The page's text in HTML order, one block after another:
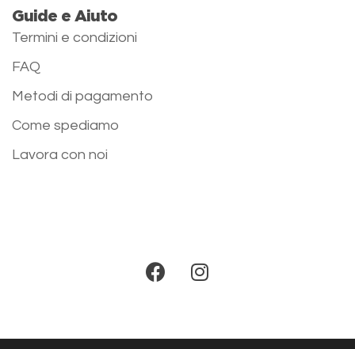
Guide e Aiuto
Termini e condizioni
FAQ
Metodi di pagamento
Come spediamo
Lavora con noi